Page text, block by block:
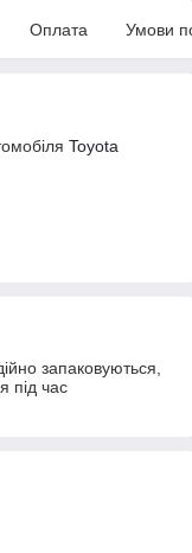
Оплата Умови
Toyota
запаковуються,
під час